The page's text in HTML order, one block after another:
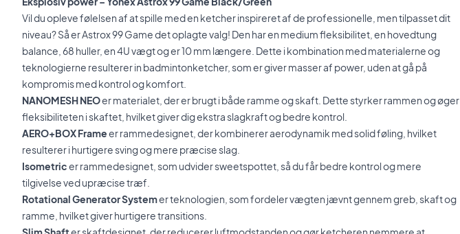
Vil du opleve følelsen af at spille med en ketcher inspireret af de professionelle, men tilpasset dit
niveau? Så er Astrox 99 Game det oplagte valg! Den har en medium fleksibilitet, en hovedtung
balance, 68 huller, en 4U vægt og er 10 mm længere. Dette i kombination med materialerne og
teknologierne resulterer in badmintonketcher, som er giver masser af power, uden at gå på
kompromis med kontrol og komfort.
NANOMESH NEOer materialet, der er brugt i både ramme og skaft. Dette styrker rammen og øger
fleksibiliteten i skaftet, hvilket giver dig ekstra slagkraft og bedre kontrol.
AERO+BOX Frameer rammedesignet, der kombinerer aerodynamik med solid føling, hvilket
resulterer i hurtigere sving og mere præcise slag.
Isometricer rammedesignet, som udvider sweetspottet, så du får bedre kontrol og mere
tilgivelse ved upræcise træf.
Rotational Generator Systemer teknologien, som fordeler vægten jævnt gennem greb, skaft og
ramme, hvilket giver hurtigere transitions.